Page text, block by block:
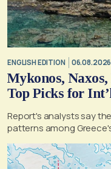
ENGLISH EDITION
Mykonos,
Top Picks for
Report's analysts say
patterns among